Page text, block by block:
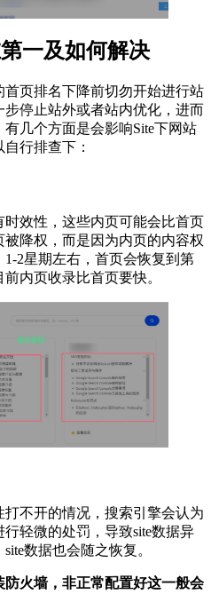
一及如何解决
页排名下降前切勿开始进行站
停止站外或者站内优化，进而
几个方面是会影响Site下网站
行排查下：
效性，‌这些内页可能会比首页
降权，‌而是因为内页的内容权
2星期左右，‌首页会恢复到第
内页收录比首页要快。
不开的情况，‌搜索引擎会认为
轻微的处罚，‌导致site数据异
数据也会随之恢复。
火墙，非正常配置好这一般会